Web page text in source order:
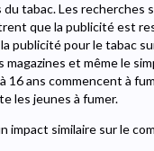
tabac. Les recherches
que la publicité est
publicité pour le tabac
et même le
ans commencent à
les jeunes à fumer.
impact similaire sur le